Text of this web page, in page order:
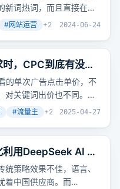
新词热词，而且直接在首
出来了，一眼就能看到所
创作和SEO上抢占先机了
#网站运营 +2 2024-06-24
，CPC到底有没有
的单次广告点击单价，不
对关键词出价也不同。做
量主，不能仅因CPC低就
挑选高CPC的关键词。每
买其流量，若没潜在买
。
#流量主 +2 2025-04-27
用DeepSeek AI 的
策略效果不佳，语言、
着中国供应商。而